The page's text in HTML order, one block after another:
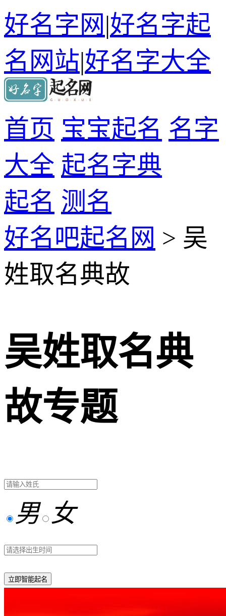
好名字网|好名字起
名网站|好名字大全
首页 宝宝起名 名字
大全 起名字典
起名 测名
好名吧起名网 > 吴
姓取名典故
吴姓取名典
故专题
男 女
立即智能起名